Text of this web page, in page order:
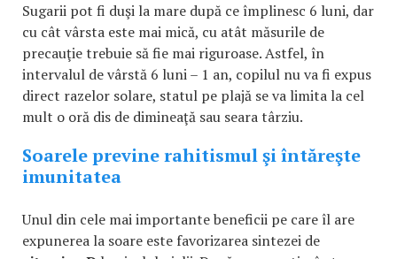
Sugarii pot fi duşi la mare după ce împlinesc 6 luni, dar
cu cât vârsta este mai mică, cu atât măsurile de
precauţie trebuie să fie mai riguroase. Astfel, în
intervalul de vârstă 6 luni – 1 an, copilul nu va fi expus
direct razelor solare, statul pe plajă se va limita la cel
mult o oră dis de dimineaţă sau seara târziu.
Soarele previne rahitismul şi întăreşte
imunitatea
Unul din cele mai importante beneficii pe care îl are
expunerea la soare este favorizarea sintezei de